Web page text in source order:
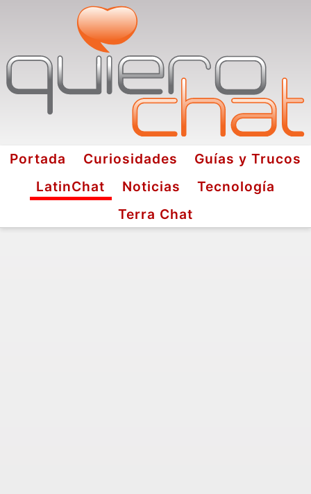
Portada Curiosidades
Guías y Trucos
LatinChat
Noticias
Tecnología
Terra Chat